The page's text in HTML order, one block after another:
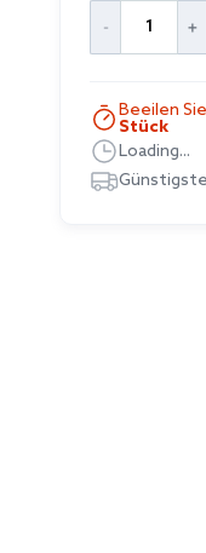
Beeilen
Stück
Loading...